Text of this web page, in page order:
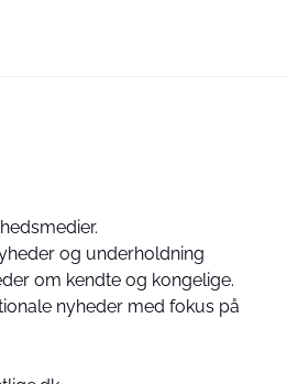
og underholdning
om kendte og kongelige.
nyheder med fokus på